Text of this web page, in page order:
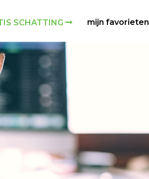
mijn favorieten
SCHATTING